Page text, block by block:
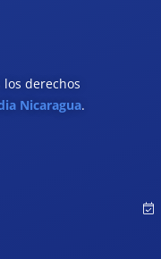
los derechos
Nicaragua.